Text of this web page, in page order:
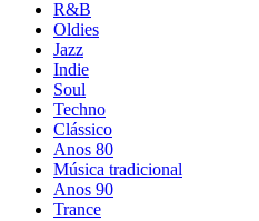
R&B
Oldies
Jazz
Indie
Soul
Techno
Clássico
Anos 80
Música tradicional
Anos 90
Trance